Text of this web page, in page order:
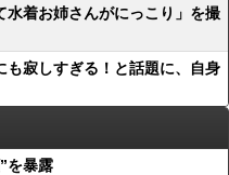
着お姉さんがにっこり」を撮
も寂しすぎる！と話題に、自身
を暴露